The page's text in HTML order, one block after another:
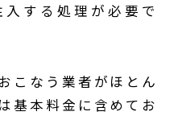
する処理が必要で
こなう業者がほとん
基本料金に含めてお